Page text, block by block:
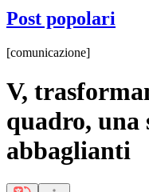
Post popolari
[comunicazione]
V,
quadro, una
abbaglianti